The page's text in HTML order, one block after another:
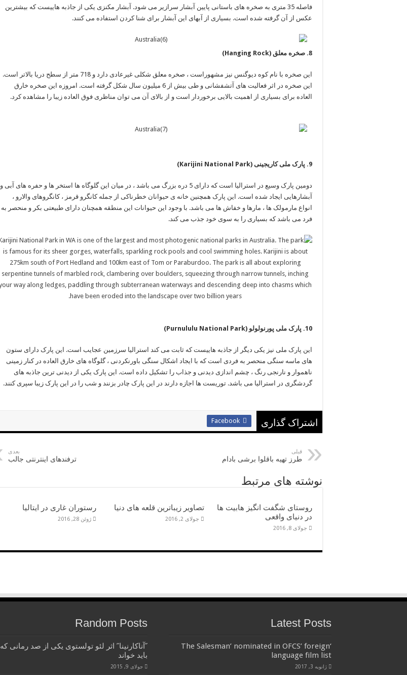
فاصله 35 متری به ‏صخره های باستانی پایین آبشار سرازیر می شود. آبشار مکنزی یکی از جاذبه هاییست که بیشترین
عکس از آن گرفته شده است. ‏بسیاری از آبهای این آبشار برای شنا کردن استفاده می کنند. ‏‏ ‏ ‏‏‏ ‏‏
این صخره با نام کوه دیوگنس نیز مشهوراست ، صخره معلق شکلی غیرعادی دارد و 718 متر از سطح دریا بالاتر است.
این ‏صخره در اثر فعالیت های آتشفشانی و طی بیش از 6 میلیون سال شکل گرفته است. امروزه این صخره خارق
العاده برای بسیاری ‏از اهمیت بالایی برخوردار است و از بالای آن می توان مناظری فوق العاده زیبا را مشاهده کرد.‏‏ ‏ ‏‏‏
دومین پارک وسیع در استرالیا است که دارای 5 دره بزرگ می باشد ، در میان این گلوگاه ها استخر ها و حفره های آبی و
‏آبشارهایی ایجاد شده است. این پارک همچنین خانه ی حیوانان خطرناکی از جمله کانگرو قرمز ، کانگروهای والارو ،
انواع ‏مارمولک ها ، مارها و خفاش ها می باشد. با وجود این حیوانات این منطقه همچنان دارای طبیعتی بکر و منحصر به
فرد می باشد ‏که بسیاری را به سوی خود جذب می کند.‏ ‏‏‏
این پارک ملی نیز یکی دیگر از جاذبه هاییست که ثابت می کند استرالیا سرزمین عجایب است. این پارک دارای ستون
های ماسه ‏سنگی منحصر به فردی است که با ایجاد اشکال سنگی باورنکردنی ، گلوگاه های خارق العاده در کنار زمینی
ناهموار و نارنجی ‏رنگ ، چشم اندازی دیدنی و جذاب را تشکیل داده است. این پارک یکی از دیدنی ترین جاذبه های
گردشگری در استرالیا می ‏باشد. توریست ها اجازه دارند در این پارک چادر بزنند و شب را در این پارک زیبا سپری کنند. ‏ ‏ ‏‏
اشتراک گذاری Facebook
قبلی
طرز تهیه باقلوا برشی بادام
بعدی
ترفند‌های اینترنتی جالب
نوشته های مرتبط
روستای شگفت انگیز هابیت ها
در دنیای واقعی
جولای 8, 2016
تصاویر زیباترین قلعه های دنیا
جولای 2, 2016
رستوران غاری در ایتالیا
ژوئن 28, 2016
Latest Posts
‘The Salesman’ nominated in OFCS’ foreign
language film list
ژانویه 3, 2017
Random Posts
˝آناکارنینا˝ اثر لئو تولستوی یکی از صد رمانی که
باید خواند
جولای 9, 2015